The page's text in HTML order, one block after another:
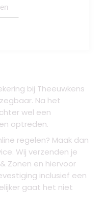
bij Theeuwkens
Na het
wel een
optreden.
regelen? Maak dan
Wij verzenden je
Zonen en hiervoor
inclusief een
gaat het niet